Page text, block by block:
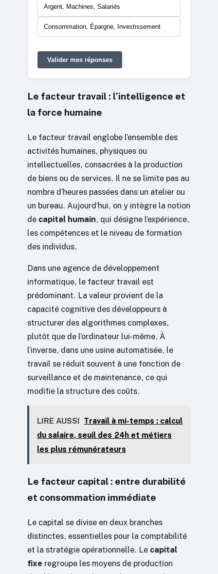
Argent, Machines, Salariés
Consommation, Épargne, Investissement
Valider mes réponses
Le facteur travail : l’intelligence et
la force humaine
Le facteur travail englobe l’ensemble des
activités humaines, physiques ou
intellectuelles, consacrées à la production
de biens ou de services. Il ne se limite pas au
nombre d’heures passées dans un atelier ou
un bureau. Aujourd’hui, on y intègre la notion
de capital humain, qui désigne l’expérience,
les compétences et le niveau de formation
des individus.
Dans une agence de développement
informatique, le facteur travail est
prédominant. La valeur provient de la
capacité cognitive des développeurs à
structurer des algorithmes complexes,
plutôt que de l’ordinateur lui-même. À
l’inverse, dans une usine automatisée, le
travail se réduit souvent à une fonction de
surveillance et de maintenance, ce qui
modifie la structure des coûts.
LIRE AUSSI Travail à mi-temps : calcul
du salaire, seuil des 24h et métiers
les plus rémunérateurs
Le facteur capital : entre durabilité
et consommation immédiate
Le capital se divise en deux branches
distinctes, essentielles pour la comptabilité
et la stratégie opérationnelle. Le capital
fixe regroupe les moyens de production